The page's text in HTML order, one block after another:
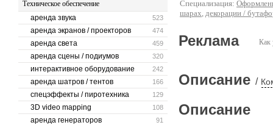
Техническое обеспечение
523
аренда звука
474
аренда экранов / проекторов
459
аренда света
320
аренда сцены / подиумов
242
интерактивное оборудование
166
аренда шатров / тентов
129
спецэффекты / пиротехника
108
3D video mapping
91
аренда генераторов
Специализация:
шарах, декорации /
Как
Реклама
Описание /
Описание